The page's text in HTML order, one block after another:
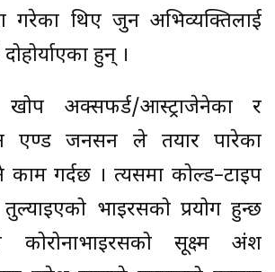
गरेका थिए जुन अभिव्यक्तिलाई
हुन् ।
अक्सफर्ड/आस्ट्राजेनेका र
एण्ड जनसन ले तयार पारेका
गर्दछ । त्यसमा कोल्ड–टाइप
तुल्याइएको भाइरसको प्रयोग हुन्छ
सूक्ष्म अंश